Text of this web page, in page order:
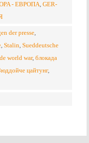
- ЕВРОПА, GER-
der presse,
, Stalin, Sueddeutsche
world war, блокада
цайтунг,